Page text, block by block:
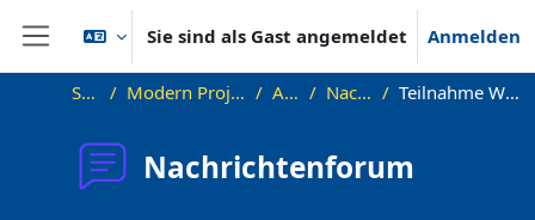
Zum Hauptinhalt
Website-Übersicht
Sie sind als Gast angemeldet Anmelden
Startseite Modern Project Management in ICT, HUST Allgemeines Nachrichtenforum Teilnahme Wettbewerb "PM Championship"
Nachrichtenforum